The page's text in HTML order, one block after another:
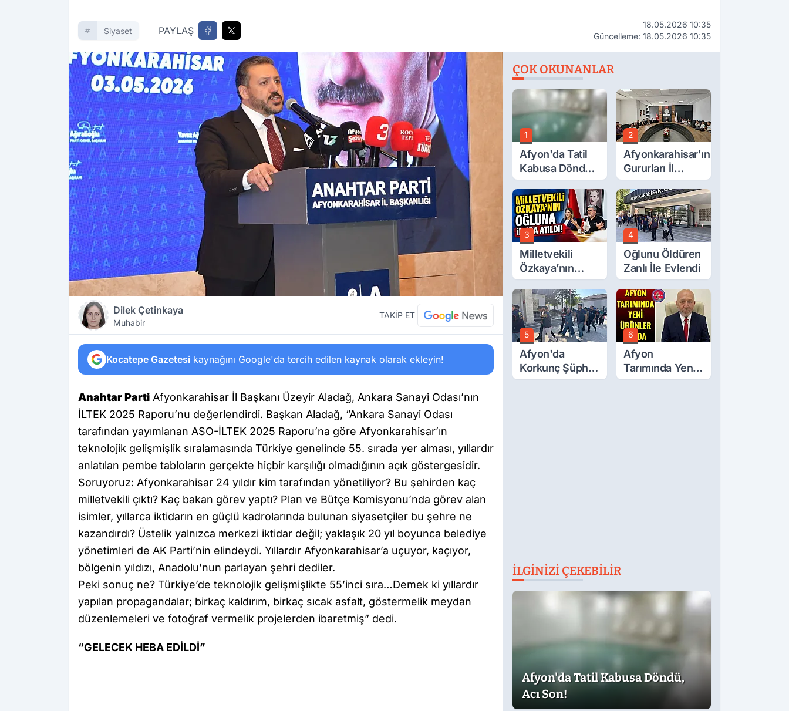
Siyaset PAYLAŞ
18.05.2026 10:35
Güncelleme: 18.05.2026 10:35
Dilek Çetinkaya
Muhabir
TAKİP ET
Kocatepe Gazetesi kaynağını Google'da tercih edilen kaynak olarak ekleyin!
Anahtar Parti Afyonkarahisar İl Başkanı Üzeyir Aladağ, Ankara Sanayi Odası’nın
İLTEK 2025 Raporu’nu değerlendirdi. Başkan Aladağ, “Ankara Sanayi Odası
tarafından yayımlanan ASO-İLTEK 2025 Raporu’na göre Afyonkarahisar’ın
teknolojik gelişmişlik sıralamasında Türkiye genelinde 55. sırada yer alması, yıllardır
anlatılan pembe tabloların gerçekte hiçbir karşılığı olmadığının açık göstergesidir.
Soruyoruz: Afyonkarahisar 24 yıldır kim tarafından yönetiliyor? Bu şehirden kaç
milletvekili çıktı? Kaç bakan görev yaptı? Plan ve Bütçe Komisyonu’nda görev alan
isimler, yıllarca iktidarın en güçlü kadrolarında bulunan siyasetçiler bu şehre ne
kazandırdı? Üstelik yalnızca merkezi iktidar değil; yaklaşık 20 yıl boyunca belediye
yönetimleri de AK Parti’nin elindeydi. Yıllardır Afyonkarahisar’a uçuyor, kaçıyor,
bölgenin yıldızı, Anadolu’nun parlayan şehri dediler.
Peki sonuç ne? Türkiye’de teknolojik gelişmişlikte 55’inci sıra…Demek ki yıllardır
yapılan propagandalar; birkaç kaldırım, birkaç sıcak asfalt, göstermelik meydan
düzenlemeleri ve fotoğraf vermelik projelerden ibaretmiş” dedi.
“GELECEK HEBA EDİLDİ”
ÇOK OKUNANLAR
1
Afyon'da Tatil
Kabusa Döndü,
Acı Son!
2
Afyonkarahisar'ın
Gururları İl
Müdürüyle
Buluştu
3
Milletvekili
Özkaya’nın
Oğluna İftira
Atıldı
4
Oğlunu Öldüren
Zanlı İle Evlendi
5
Afyon'da
Korkunç Şüphe!
Düştü Mü,
6
Afyon
Tarımında Yeni
Ürünler Yolda
İLGINIZI ÇEKEBILIR
Afyon'da Tatil Kabusa Döndü,
Acı Son!